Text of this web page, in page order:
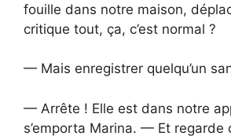
fouille dans notre maison,
critique tout, ça, c’est normal ?
— Mais enregistrer quelqu’un
— Arrête ! Elle est dans notre
s’emporta Marina. — Et regarde